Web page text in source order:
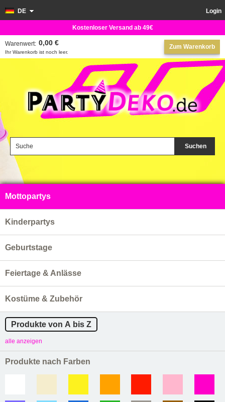
Suchen
Login
DE
Zum Warenkorb
Ihr Warenkorb ist noch leer.
Warenwert: 0,00 €
Kostenloser Versand ab 49€
Mottopartys
Kinderpartys
Geburtstage
Feiertage & Anlässe
Kostüme & Zubehör
Produkte von A bis Z
alle anzeigen
Produkte nach Farben